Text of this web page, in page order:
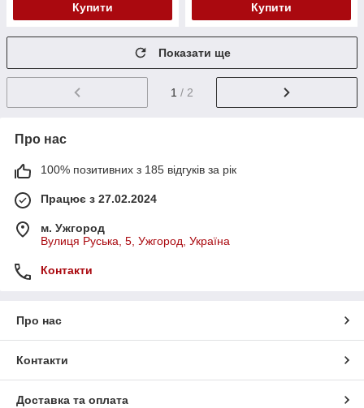
Купити Купити
Показати ще
1 / 2
Про нас
100% позитивних з 185 відгуків за рік
Працює з 27.02.2024
м. Ужгород
Вулиця Руська, 5, Ужгород, Україна
Контакти
Про нас
Контакти
Доставка та оплата